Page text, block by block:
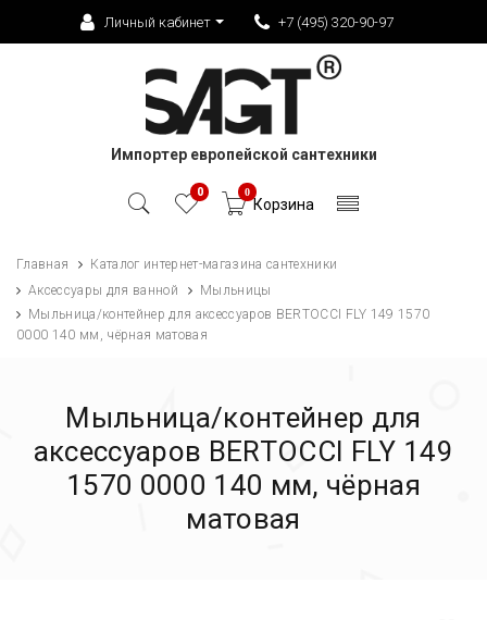
Личный кабинет +7 (495) 320-90-97
Импортер европейской сантехники
0 0
Корзина
Главная
Каталог интернет-магазина сантехники
Аксессуары для ванной
Мыльницы
Мыльница/контейнер для аксессуаров BERTOCCI FLY 149 1570
0000 140 мм, чёрная матовая
Мыльница/контейнер для
аксессуаров BERTOCCI FLY 149
1570 0000 140 мм, чёрная
матовая